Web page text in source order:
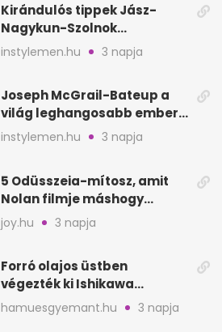
Kirándulós tippek Jász-
Nagykun-Szolnok
megyében: 6 kihagyhatatlan
hely
instylemen.hu 3 napja
Joseph McGrail-Bateup a
világ leghangosabb embere
lett Ausztráliából
instylemen.hu 3 napja
5 Odüsszeia-mítosz, amit
Nolan filmje máshogy
mutat, mint Homérosz
joy.hu 3 napja
Forró olajos üstben
végezték ki Ishikawa
Goemont, Japán Robin
Hoodját
hamuesgyemant.hu 3 napja